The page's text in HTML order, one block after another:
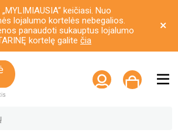
keičiasi. Nuo
lojalumo kortelės nebegalios.
panaudoti sukauptus lojalumo
kortelę galite čia